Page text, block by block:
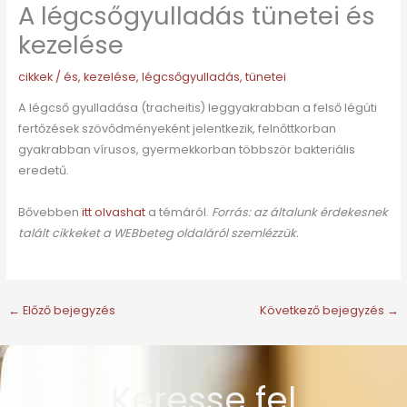
A légcsőgyulladás tünetei és
kezelése
cikkek/ és, kezelése, légcsőgyulladás, tünetei
A légcső gyulladása (tracheitis) leggyakrabban a felső légúti
fertőzések szövődményeként jelentkezik, felnőttkorban
gyakrabban vírusos, gyermekkorban többször bakteriális
eredetű.
Bővebben itt olvashat a témáról. Forrás: az általunk érdekesnek
talált cikkeket a WEBbeteg oldaláról szemlézzük.
← Előző bejegyzés Következő bejegyzés →